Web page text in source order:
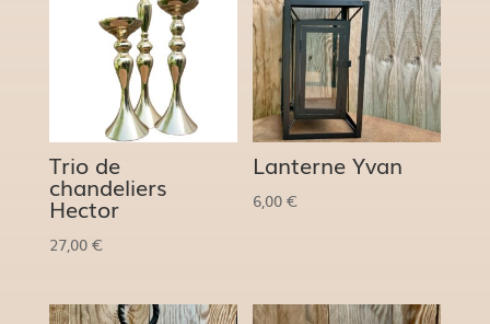
Trio de
chandeliers
Hector
27,00 €
Lanterne Yvan
6,00€